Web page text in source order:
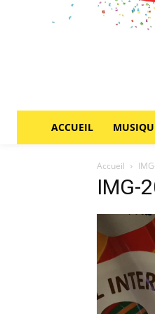
ACCUEIL
Accueil
IMG-